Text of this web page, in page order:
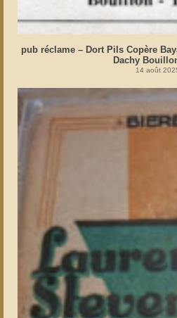
pub réclame – Dort Pils Copère
Dachy
14 août